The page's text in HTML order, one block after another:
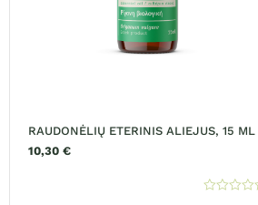
RAUDONĖLIŲ ETERINIS ALIEJUS, 15 ML
10,30 €